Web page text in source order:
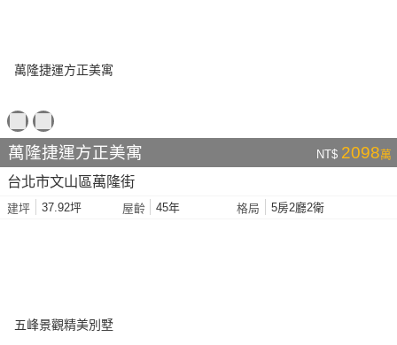
萬隆捷運方正美寓 NT$ 2098萬
台北市文山區萬隆街
建坪 37.92坪 屋齡 45年 格局 5房2廳2衛